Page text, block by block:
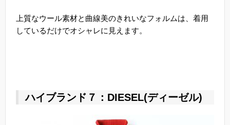
上質なウール素材と曲線美のきれいなフォルムは、着用
しているだけでオシャレに見えます。
ハイブランド７：DIESEL(ディーゼル)